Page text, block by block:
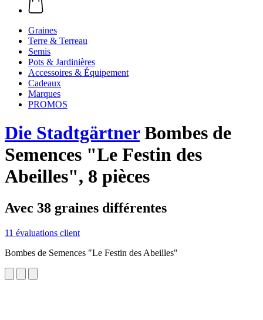
Graines
Terre & Terreau
Semis
Pots & Jardinières
Accessoires & Équipement
Cadeaux
Marques
PROMOS
Die StadtgärtnerBombes de
Semences "Le Festin des
Abeilles", 8 pièces
Avec 38 graines différentes
11 évaluations client
Bombes de Semences "Le Festin des Abeilles"